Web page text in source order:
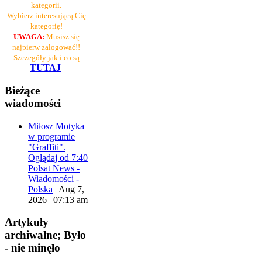
kategorii.
Wybierz interesującą Cię
kategorię!
UWAGA: Musisz się
najpierw zalogować!!
Szczegóły jak i co są
TUTAJ
Bieżące
wiadomości
Miłosz Motyka
w programie
"Graffiti".
Oglądaj od 7:40
Polsat News -
Wiadomości -
Polska | Aug 7,
2026 | 07:13 am
Artykuły
archiwalne; Było
- nie minęło